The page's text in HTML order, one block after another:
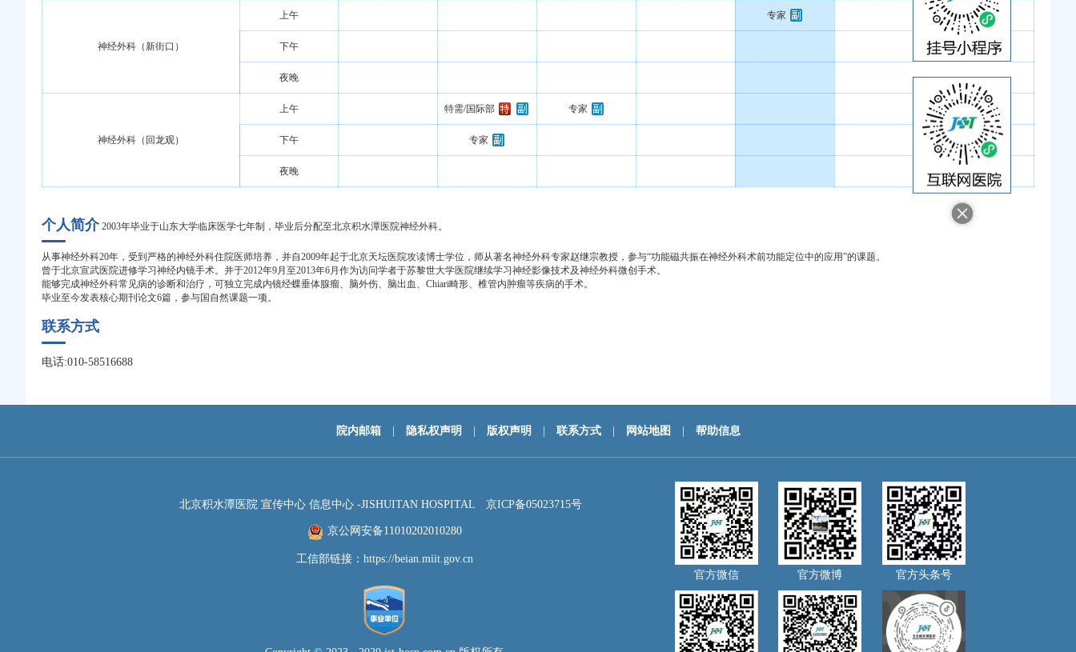
神经外科（新街口）
上午 专家
下午
夜晚
神经外科（回龙观）
上午 特需/国际部 专家
下午 专家
夜晚
个人简介 2003年毕业于山东大学临床医学七年制，毕业后分配至北京积水潭医院神经外科。
从事神经外科20年，受到严格的神经外科住院医师培养，并自2009年起于北京天坛医院攻读博士学位，师从著名神经外科专家赵继宗教授，参与“功能磁共振在神经外科术前功能定位中的应用”的课题。
曾于北京宣武医院进修学习神经内镜手术。并于2012年9月至2013年6月作为访问学者于苏黎世大学医院继续学习神经影像技术及神经外科微创手术。
能够完成神经外科常见病的诊断和治疗，可独立完成内镜经蝶垂体腺瘤、脑外伤、脑出血、Chiari畸形、椎管内肿瘤等疾病的手术。
毕业至今发表核心期刊论文6篇，参与国自然课题一项。
联系方式
电话:010-58516688
院内邮箱 隐私权声明 版权声明 联系方式 网站地图 帮助信息
北京积水潭医院 宣传中心 信息中心 -JISHUITAN HOSPITAL 京ICP备05023715号
京公网安备11010202010280
工信部链接： https://beian.miit.gov.cn
官方微信 官方微博 官方头条号